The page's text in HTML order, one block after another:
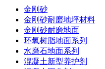
金刚砂
金刚砂耐磨地坪材料
金刚砂耐磨地面
环氧树脂地面系列
水磨石地面系列
混凝土新型养护剂